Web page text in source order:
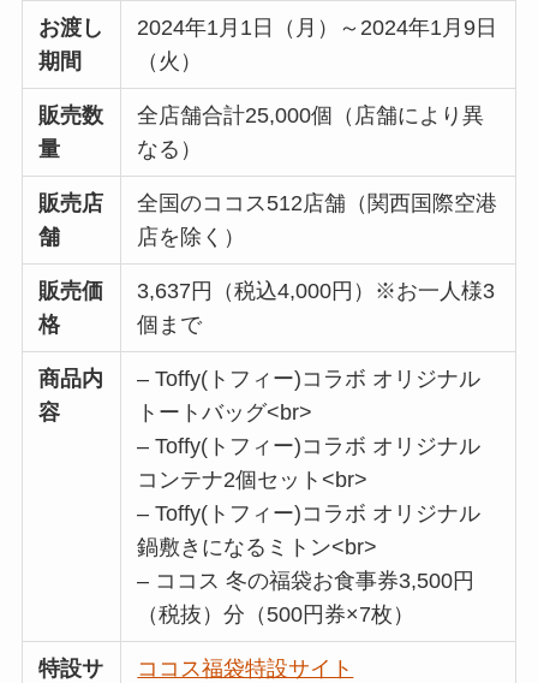
お渡し
期間
2024年1月1日（月）～2024年1月9日
（火）
販売数
量
全店舗合計25,000個（店舗により異
なる）
販売店
舗
全国のココス512店舗（関西国際空港
店を除く）
販売価
格
3,637円（税込4,000円）※お一人様3
個まで
商品内
容
– Toffy(トフィー)コラボ オリジナル
トートバッグ<br>
– Toffy(トフィー)コラボ オリジナル
コンテナ2個セット<br>
– Toffy(トフィー)コラボ オリジナル
鍋敷きになるミトン<br>
– ココス 冬の福袋お食事券3,500円
（税抜）分（500円券×7枚）
特設サ
ココス福袋特設サイト